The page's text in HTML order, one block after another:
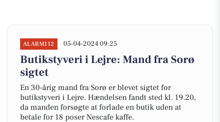
ALARM112 05-04-2024 09:25
Butikstyveri i Lejre: Mand fra Sorø
sigtet
En 30-årig mand fra Sorø er blevet sigtet for
butikstyveri i Lejre. Hændelsen fandt sted kl. 19.20,
da manden forsøgte at forlade en butik uden at
betale for 18 poser Nescafe kaffe.